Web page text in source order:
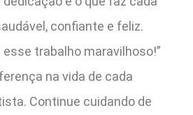
confiante e feliz.
trabalho maravilhoso!”
na vida de cada
Continue cuidando de